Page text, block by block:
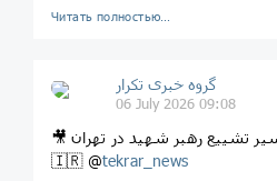
Читать полностью…
گروه خبری تکرار
06 July 2026 09:08
تشییع رهبر شهید در تهران
🇮🇷 @tekrar_news